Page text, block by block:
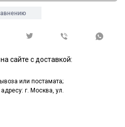
сайте с доставкой:
или постамата;
г. Москва, ул.